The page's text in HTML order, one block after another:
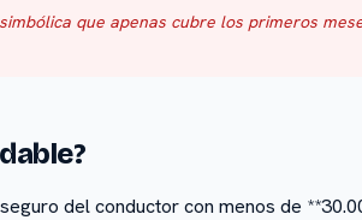
que apenas cubre los primeros
del conductor con menos de